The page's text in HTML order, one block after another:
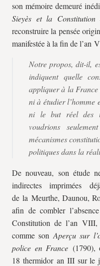
son mémoire demeuré
Sieyès et la
reconstruire la pensée
manifestée à la fin de l’an
Notre propos, dit-il,
indiquent quelle
appliquer à la France
ni à étudier l’homme
ni le but réel des
voudrions
mécanismes
politiques dans la
De nouveau, son étude
indirectes imprimées
de la Meurthe, Daunou,
afin de combler
Constitution de l’an VIII,
comme son Aperçu sur
police en France (1790),
18 thermidor an III sur le